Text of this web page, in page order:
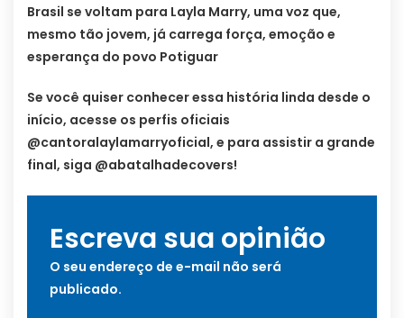
Brasil se voltam para Layla Marry, uma voz que,
mesmo tão jovem, já carrega força, emoção e
esperança do povo Potiguar
Se você quiser conhecer essa história linda desde o
início, acesse os perfis oficiais
@cantoralaylamarryoficial, e para assistir a grande
final, siga @abatalhadecovers!
Escreva sua opinião
O seu endereço de e-mail não será
publicado.